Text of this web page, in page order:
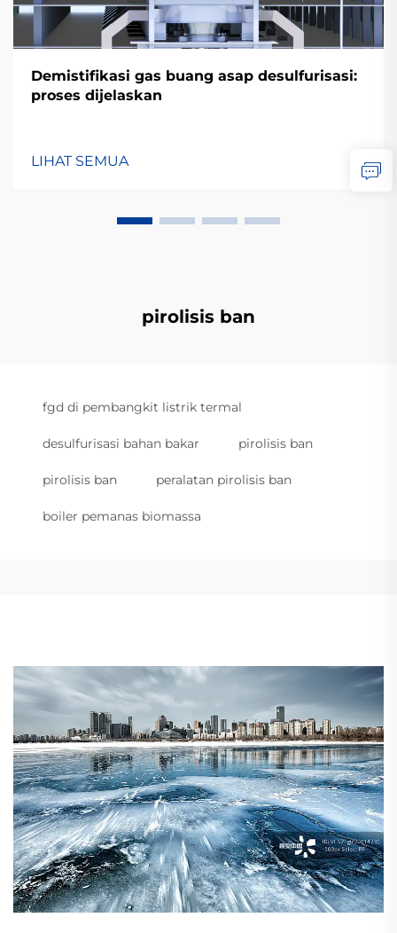
Demistifikasi gas buang asap desulfurisasi:
proses dijelaskan
LIHAT SEMUA
pirolisis ban
fgd di pembangkit listrik termal
desulfurisasi bahan bakar pirolisis ban
pirolisis ban peralatan pirolisis ban
boiler pemanas biomassa